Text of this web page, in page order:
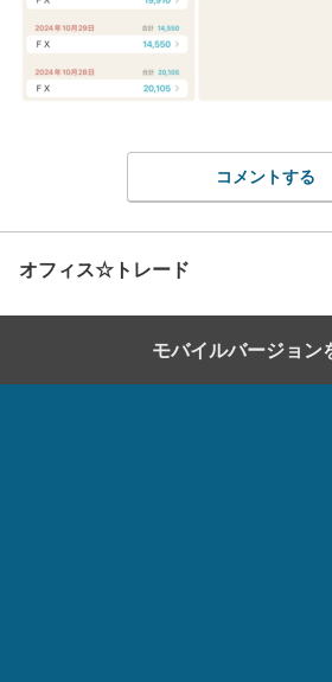
コメントする
オフィス☆トレード
モバイルバージョン